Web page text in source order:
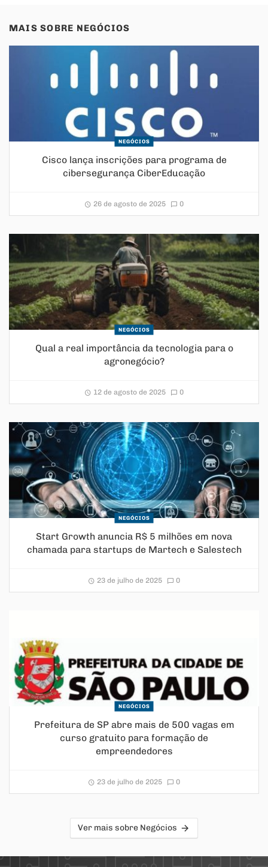
MAIS SOBRE NEGÓCIOS
NEGÓCIOS
Cisco lança inscrições para programa de
cibersegurança CiberEducação
26 de agosto de 2025 0
NEGÓCIOS
Qual a real importância da tecnologia para o
agronegócio?
12 de agosto de 2025 0
NEGÓCIOS
Start Growth anuncia R$ 5 milhões em nova
chamada para startups de Martech e Salestech
23 de julho de 2025 0
NEGÓCIOS
Prefeitura de SP abre mais de 500 vagas em
curso gratuito para formação de
empreendedores
23 de julho de 2025 0
Ver mais sobre Negócios